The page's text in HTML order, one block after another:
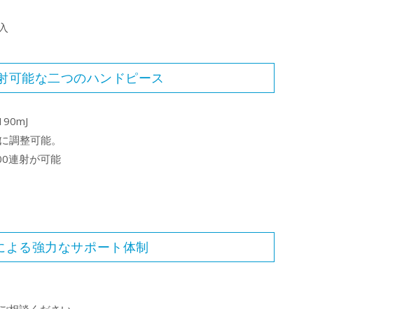
可能な二つのハンドピース
整可能。
連射が可能
る強力なサポート体制